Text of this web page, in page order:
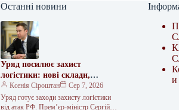
Останні новини
Уряд посилює захист
логістики: нові склади,
страхування та кредити від
атак РФ
Ксенія Сіроштан
Сер 7, 2026
Уряд готує заходи захисту логістики
від атак РФ. Прем’єр-міністр Сергій
и